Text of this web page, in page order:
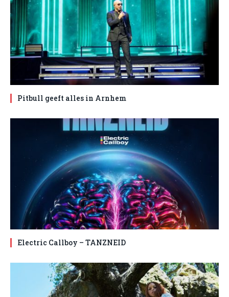
Pitbull geeft alles in Arnhem
Electric Callboy – TANZNEID